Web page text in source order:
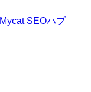
Mycat SEOハブ